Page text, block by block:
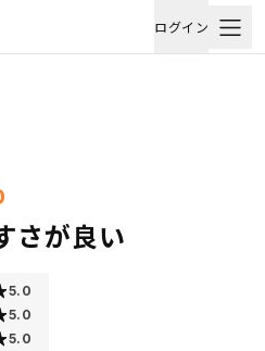
ログイン
さが良い
5.0
5.0
5.0